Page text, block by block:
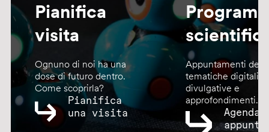
Pianifica
visita
Ognuno di noi ha una
dose di futuro dentro.
Come scoprirla?
Pianifica
una visita
Appuntamenti
tematiche digitali,
divulgative e
approfondimenti.
Agenda